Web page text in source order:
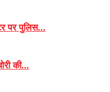
पर पुलिस...
की...